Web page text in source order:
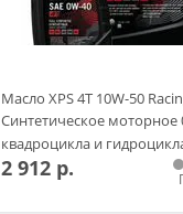
Масло XPS 4Т 10W-50
Синтетическое моторное
квадроцикла и
2 912 р.